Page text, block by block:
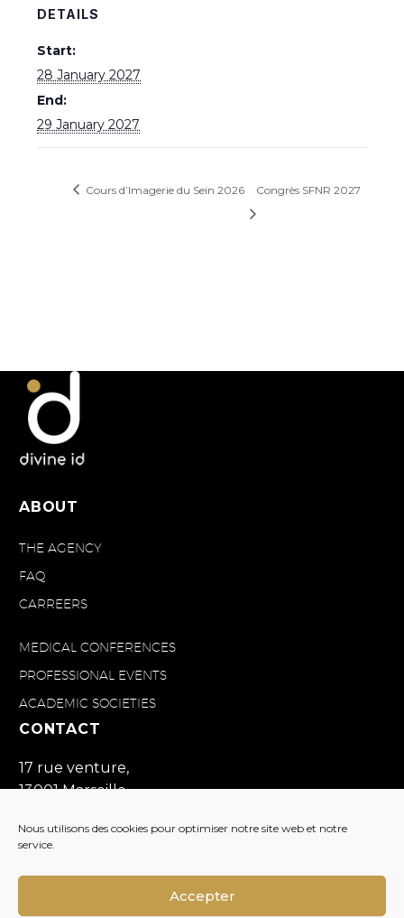
Nous utilisons des cookies pour optimiser notre site web et notre
service.
Accepter
DETAILS
Start:
28 January 2027
End:
29 January 2027
Cours d’Imagerie du Sein 2026 Congrès SFNR 2027
ABOUT
THE AGENCY
FAQ
CARREERS
MEDICAL CONFERENCES
PROFESSIONAL EVENTS
ACADEMIC SOCIETIES
CONTACT
17 rue venture,
13001 Marseille
+33(0)4 91 57 19 60